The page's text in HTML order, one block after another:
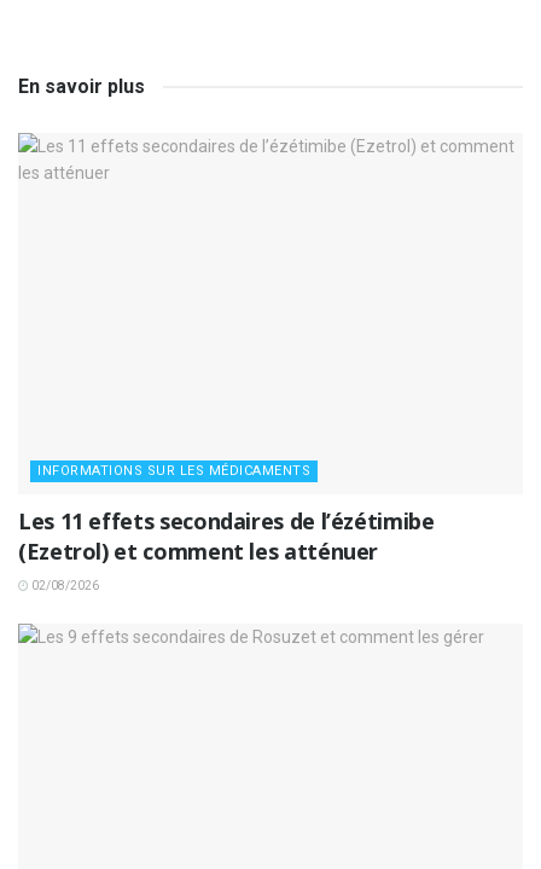
En savoir plus
INFORMATIONS SUR LES MÉDICAMENTS
Les 11 effets secondaires de l’ézétimibe
(Ezetrol) et comment les atténuer
02/08/2026